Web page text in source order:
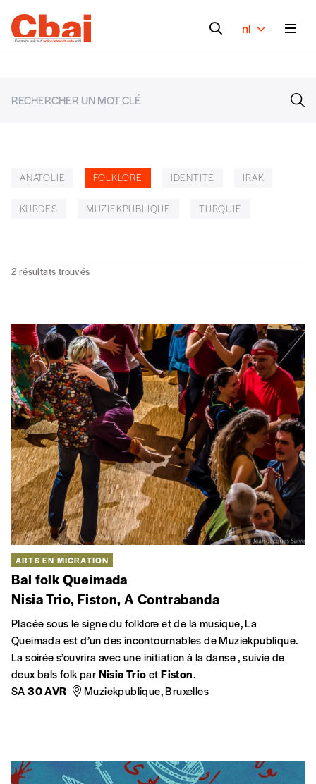
nl
ANATOLIE FOLKLORE IDENTITÉ IRAK
KURDES MUZIEKPUBLIQUE TURQUIE
2 résultats trouvés
ARTS EN MIGRATION
Bal folk Queimada
Nisia Trio, Fiston, A Contrabanda
Placée sous le signe du folklore et de la musique, La
Queimada est d’un des incontournables de Muziekpublique.
La soirée s’ouvrira avec une initiation à la danse , suivie de
deux bals folk par
Nisia TrioetFiston.
SA30 AVR Muziekpublique, Bruxelles
INTERCULTURALITÉ
Bir varmış, bir yokmuş, Hebû, tunebû
Ce colloque international propose de se pencher sur le riche
le double prisme des langues turque et kurde.
ME30 MARS
Université Libre de Bruxelles
Campus du Solbosch (Salle K3.401)